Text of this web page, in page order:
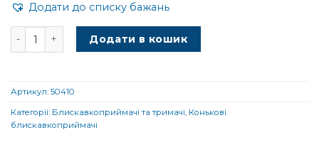
Додати до списку бажань
Коньковий блискавкоприймач (профільний) кількість
Додати в кошик
Артикул: 50410
Категорії: Блискавкоприймачі та тримачі, Конькові
блискавкоприймачі